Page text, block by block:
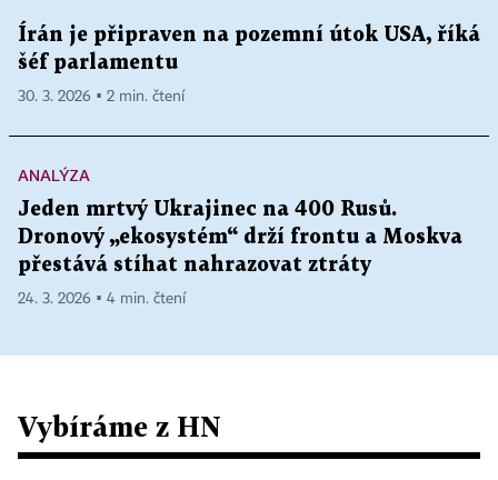
Írán je připraven na pozemní útok USA, říká
šéf parlamentu
30. 3. 2026 ▪ 2 min. čtení
ANALÝZA
Jeden mrtvý Ukrajinec na 400 Rusů.
Dronový „ekosystém“ drží frontu a Moskva
přestává stíhat nahrazovat ztráty
24. 3. 2026 ▪ 4 min. čtení
Vybíráme z HN